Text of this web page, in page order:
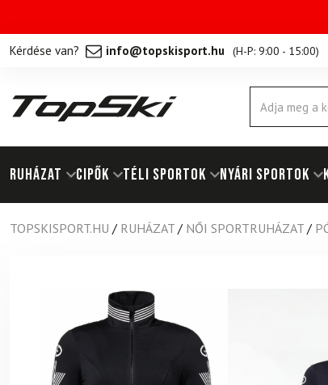
Kérdése van? info@topskisport.hu (H-P: 9:00 - 15:00)
Products
search
RUHÁZAT Cipők TÉLI SPORTOK NYÁRI SPORTOK
TOPSKISPORT.HU / RUHÁZAT / NŐI SPORTRUHÁZAT /